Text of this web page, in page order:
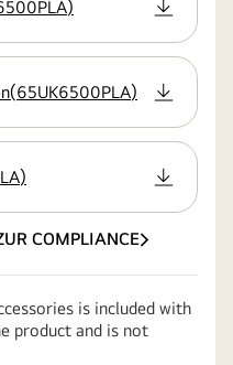
)
(65UK6500PLA)
)
COMPLIANCE
is included with
product and is not